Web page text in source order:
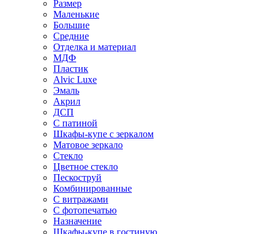
Размер
Маленькие
Большие
Средние
Отделка и материал
МДФ
Пластик
Alvic Luxe
Эмаль
Акрил
ДСП
С патиной
Шкафы-купе с зеркалом
Матовое зеркало
Стекло
Цветное стекло
Пескоструй
Комбинированные
С витражами
С фотопечатью
Назначение
Шкафы-купе в гостиную